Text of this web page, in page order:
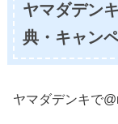
ヤマダデン
典・キャン
ヤマダデンキで